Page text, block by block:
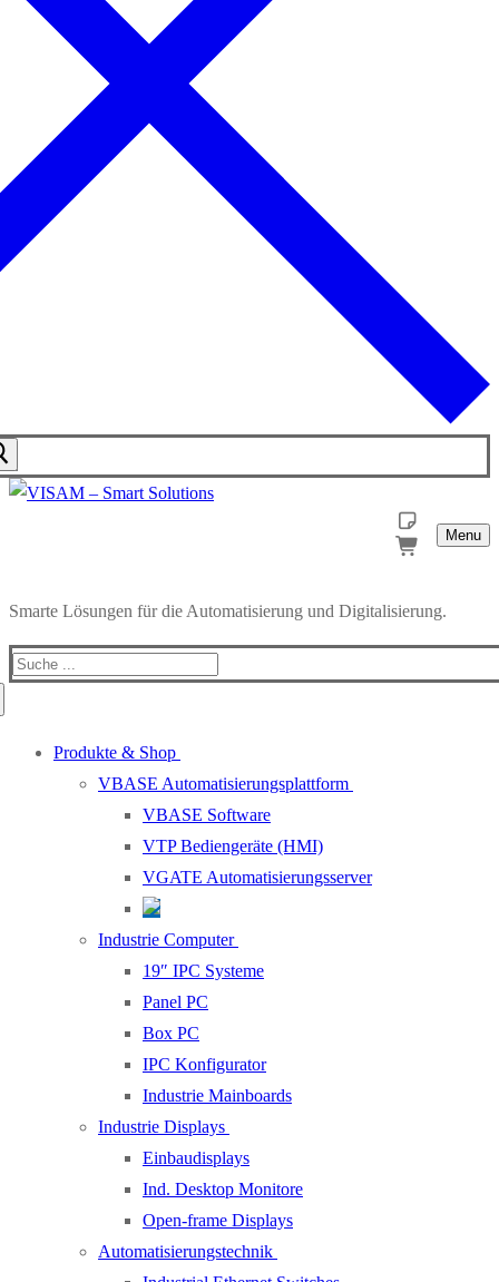
Menu
Smarte Lösungen für die Automatisierung und Digitalisierung.
Produkte & Shop
VBASE Automatisierungsplattform
VBASE Software
VTP Bediengeräte (HMI)
VGATE Automatisierungsserver
Industrie Computer
19″ IPC Systeme
Panel PC
Box PC
IPC Konfigurator
Industrie Mainboards
Industrie Displays
Einbaudisplays
Ind. Desktop Monitore
Open-frame Displays
Automatisierungstechnik